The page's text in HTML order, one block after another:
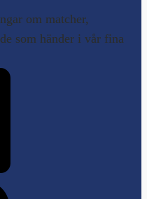
om matcher,
som händer i vår fina